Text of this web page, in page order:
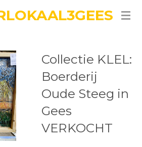
Collectie KLEL:
Boerderij
Oude Steeg in
Gees
VERKOCHT